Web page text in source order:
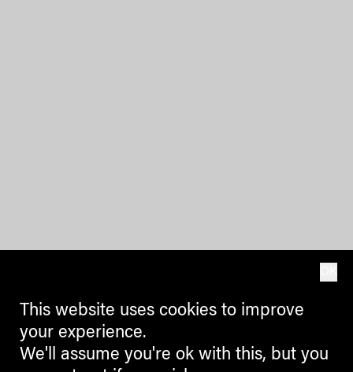
This website uses cookies to improve
your experience.
We'll assume you're ok with this, but you